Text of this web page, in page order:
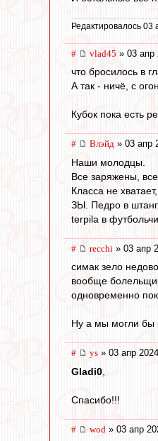
Редактировалось 03
# vlad45 » 03 апр
что бросилось в
А так - ничё, с
Кубок пока есть
# Влэйд » 03 апр
Наши молодцы.
Все заряжены,
Класса не
ЗЫ. Педро в
terpila в
# recchi » 03 апр
симак зело
вообще
одновременно
Ну а мы могли бы
# ys » 03 апр
Gladi0
Спасибо!!!
# wod » 03 апр